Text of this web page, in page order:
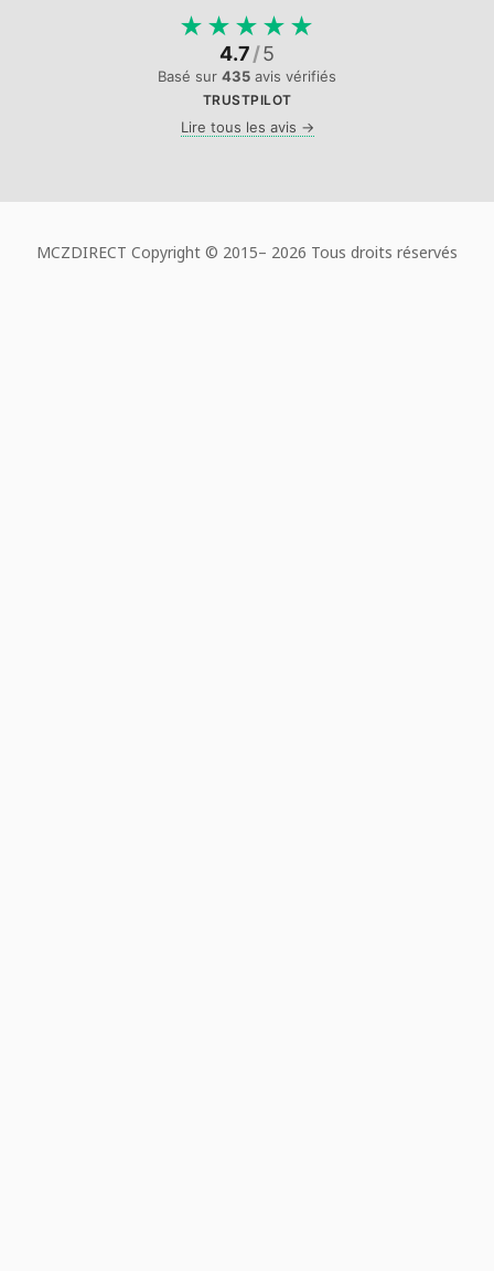
★ ★ ★ ★ ★
4.7/5
Basé sur 435 avis vérifiés
TRUSTPILOT
Lire tous les avis →
MCZDIRECT Copyright © 2015– 2026 Tous droits réservés